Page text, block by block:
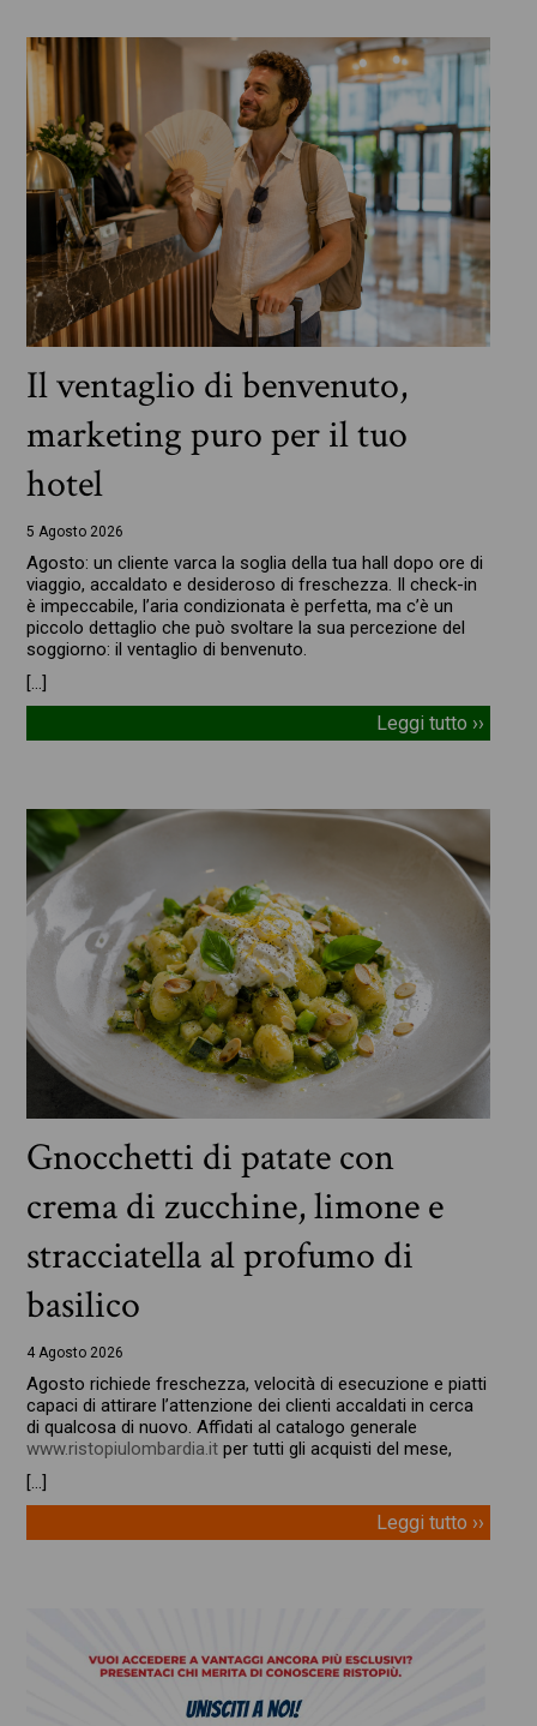
Il ventaglio di benvenuto,
marketing puro per il tuo
hotel
5 Agosto 2026
Agosto: un cliente varca la soglia della tua hall dopo ore di
viaggio, accaldato e desideroso di freschezza. Il check-in
è impeccabile, l’aria condizionata è perfetta, ma c’è un
piccolo dettaglio che può svoltare la sua percezione del
soggiorno: il ventaglio di benvenuto.
[…]
Leggi tutto ››
Gnocchetti di patate con
crema di zucchine, limone e
stracciatella al profumo di
basilico
4 Agosto 2026
Agosto richiede freschezza, velocità di esecuzione e piatti
capaci di attirare l’attenzione dei clienti accaldati in cerca
di qualcosa di nuovo. Affidati al catalogo generale
www.ristopiulombardia.itper tutti gli acquisti del mese,
[…]
Leggi tutto ››